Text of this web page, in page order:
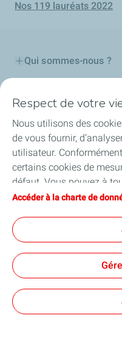
Nos 119 lauréats 2022
Qui sommes-nous ?
Financer les
Soutenir les projets
Accompagner à
Accessibilité :
Respect de votre
Nous utilisons des
de vous fournir,
utilisateur.
certains cookies de
défaut. Vous pouvez à
paramètres de cookies
vous acceptez le dépôt
cas où vous cliquez sur
techniques nécessaires
seront utilisés. Pour plus
traceurs ».
Accéder à la charte de